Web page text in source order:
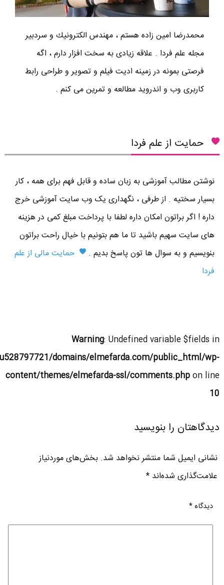
محمدرضا امين زاده هستم ، مهندس الكترونيك و سردبير
مجله علم فردا . علاقه زیادی به سخت افزار دارم ، اگه
فرصتی بمونه در زمینه ادیت فیلم و تصویر و طراحی رابط
کاربری وب و اندروید مطالعه و تمرین می کنم .
حمایت از علم فردا
نوشتن مطالب آموزشی به زبان ساده و قابل فهم برای همه ، کار
بسیار سختیه . از طرفی ، نگهداری یک وب سایت آموزشی خرج
داره ! اگر براتون امکان داره لطفا با پرداخت مبلغ کمی در هزینه
های سایت سهیم باشید تا ما هم بتونیم با خیال راحت براتون
بنویسیم و به سوال ها تون پاسخ بدیم .
حمایت مالی از علم
فردا
Warning: Undefined variable $fields in
domains/elmefarda.com/public_html/wp-
content/themes/elmefarda-ssl/comments.phpon line
10
دیدگاهتان را بنویسید
نشانی ایمیل شما منتشر نخواهد شد. بخش‌های موردنیاز
علامت‌گذاری شده‌اند*
دیدگاه*